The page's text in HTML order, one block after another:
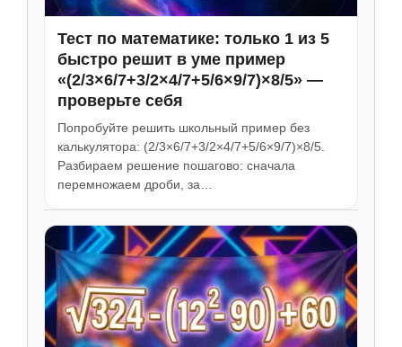
Тест по математике: только 1 из 5
быстро решит в уме пример
«(2/3×6/7+3/2×4/7+5/6×9/7)×8/5» —
проверьте себя
Попробуйте решить школьный пример без
калькулятора: (2/3×6/7+3/2×4/7+5/6×9/7)×8/5.
Разбираем решение пошагово: сначала
перемножаем дроби, за…